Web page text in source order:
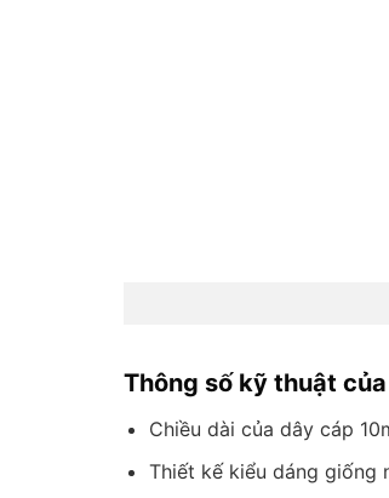
Thông số kỹ thuật
Chiều dài của dây cáp
Thiết kế kiểu dáng giống